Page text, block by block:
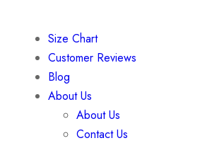
Size Chart
Customer Reviews
Blog
About Us
About Us
Contact Us